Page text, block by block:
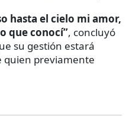
hasta el cielo mi amor,
que conocí”, concluyó
su gestión estará
quien previamente